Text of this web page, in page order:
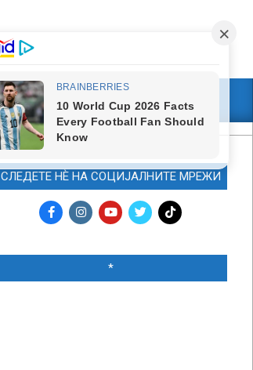
МАРКЕТИНГ
СЛЕДЕТЕ НЀ НА СОЦИЈАЛНИТЕ МРЕЖИ
*